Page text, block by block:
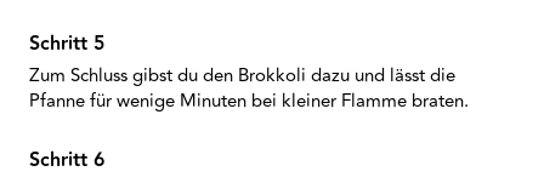
Zum Schluss gibst du den Brokkoli dazu und lässt die
Pfanne für wenige Minuten bei kleiner Flamme braten.